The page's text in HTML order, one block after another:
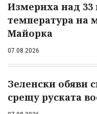
Измериха над 33
температура на
Майорка
07.08.2026
Зеленски обяви
срещу руската